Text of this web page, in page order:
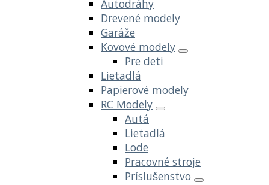
Autodráhy
Drevené modely
Garáže
Kovové modely
Pre deti
Lietadlá
Papierové modely
RC Modely
Autá
Lietadlá
Lode
Pracovné stroje
Príslušenstvo